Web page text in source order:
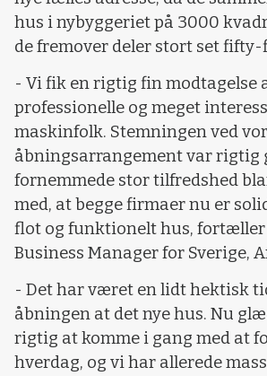
hus i nybyggeriet på 3000
de fremover deler stort set fifty-
- Vi fik en rigtig fin modtagelse
professionelle og meget
maskinfolk. Stemningen ved
åbningsarrangement var rigtig
fornemmede stor tilfredshed
med, at begge firmaer nu er
flot og funktionelt hus, fortæller
Business Manager for Sverige,
- Det har været en lidt hektisk
åbningen at det nye hus. Nu
rigtig at komme i gang med at
hverdag, og vi har allerede